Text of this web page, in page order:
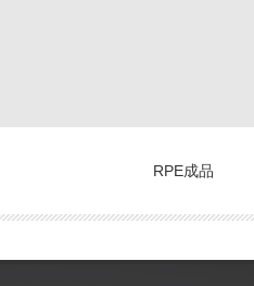
RPE成品